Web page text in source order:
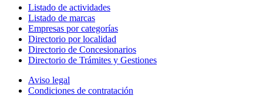
Listado de actividades
Listado de marcas
Empresas por categorías
Directorio por localidad
Directorio de Concesionarios
Directorio de Trámites y Gestiones
Aviso legal
Condiciones de contratación